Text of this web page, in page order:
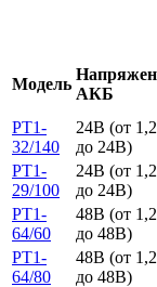
Модель
АКБ
PT1-
32/140
24В (от
до 24В)
PT1-
29/100
24В (от
до 24В)
PT1-
64/60
48В (от
до 48В)
PT1-
64/80
48В (от
до 48В)